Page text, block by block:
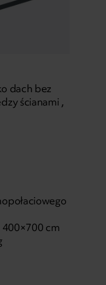
dach bez
ścianami ,
cm